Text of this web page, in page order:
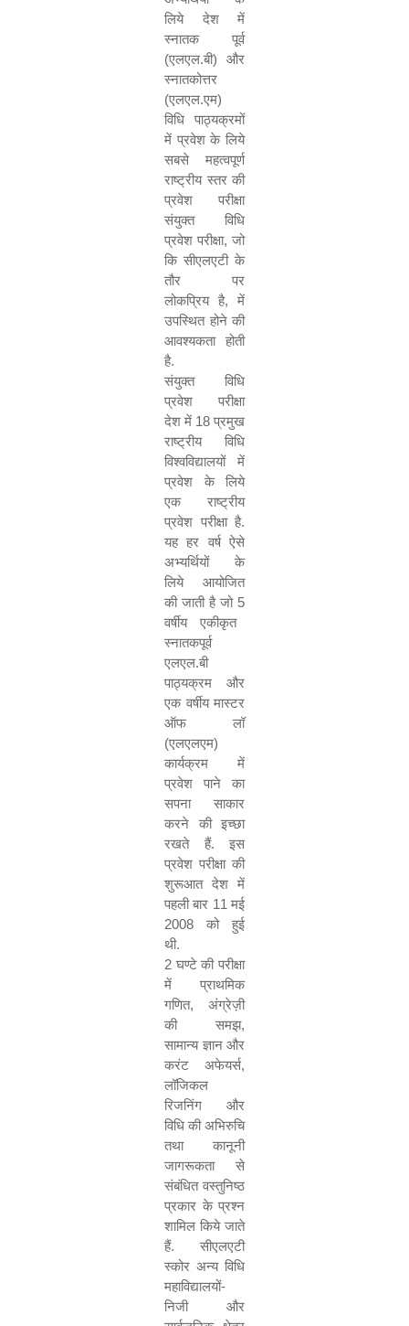
लिये देश में
स्नातक पूर्व
(एलएल.बी) और
स्नातकोत्तर
(एलएल.एम)
विधि पाठ्यक्रमों
में प्रवेश के लिये
सबसे महत्वपूर्ण
राष्ट्रीय स्तर की
प्रवेश परीक्षा
संयुक्त विधि
प्रवेश परीक्षा, जो
कि सीएलएटी के
तौर पर
लोकप्रिय है, में
उपस्थित होने की
आवश्यकता होती
है.
संयुक्त विधि
प्रवेश परीक्षा
देश में 18 प्रमुख
राष्ट्रीय विधि
विश्वविद्यालयों में
प्रवेश के लिये
एक राष्ट्रीय
प्रवेश परीक्षा है.
यह हर वर्ष ऐसे
अभ्यर्थियों के
लिये आयोजित
की जाती है जो 5
वर्षीय एकीकृत
स्नातकपूर्व
एलएल.बी
पाठ्यक्रम और
एक वर्षीय मास्टर
ऑफ लॉ
(एलएलएम)
कार्यक्रम में
प्रवेश पाने का
सपना साकार
करने की इच्छा
रखते हैं. इस
प्रवेश परीक्षा की
शुरूआत देश में
पहली बार 11 मई
2008 को हुई
थी.
2 घण्टे की परीक्षा
में प्राथमिक
गणित, अंग्रेज़ी
की समझ,
सामान्य ज्ञान और
करंट अफेयर्स,
लॉजिकल
रिजनिंग और
विधि की अभिरुचि
तथा कानूनी
जागरूकता से
संबंधित वस्तुनिष्ठ
प्रकार के प्रश्न
शामिल किये जाते
हैं. सीएलएटी
स्कोर अन्य विधि
महाविद्यालयों-
निजी और